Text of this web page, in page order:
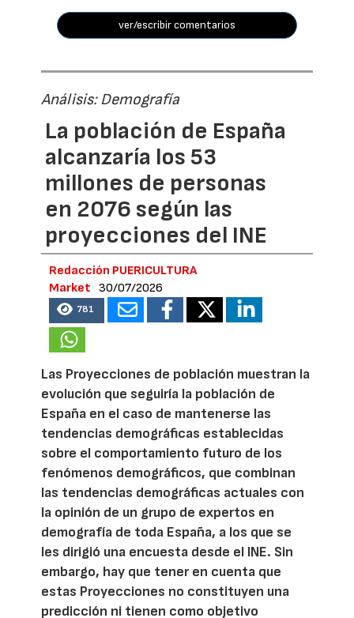
ver/escribir comentarios
Análisis: Demografía
La población de España
alcanzaría los 53
millones de personas
en 2076 según las
proyecciones del INE
Redacción PUERICULTURA
Market
30/07/2026
781
Las Proyecciones de población muestran la
evolución que seguiría la población de
España en el caso de mantenerse las
tendencias demográficas establecidas
sobre el comportamiento futuro de los
fenómenos demográficos, que combinan
las tendencias demográficas actuales con
la opinión de un grupo de expertos en
demografía de toda España, a los que se
les dirigió una encuesta desde el INE. Sin
embargo, hay que tener en cuenta que
estas Proyecciones no constituyen una
predicción ni tienen como objetivo